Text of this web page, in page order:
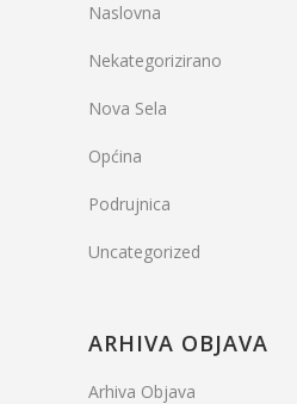
Naslovna
Nekategorizirano
Nova Sela
Općina
Podrujnica
Uncategorized
ARHIVA OBJAVA
Arhiva Objava